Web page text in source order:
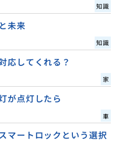
知識
未来
知識
応してくれる？
家
が点灯したら
車
マートロックという選択